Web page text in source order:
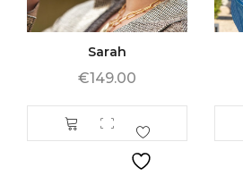
Sarah
€149.00